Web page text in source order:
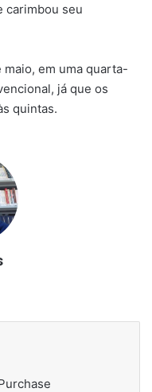
carimbou seu
em uma quarta-
já que os
quintas.